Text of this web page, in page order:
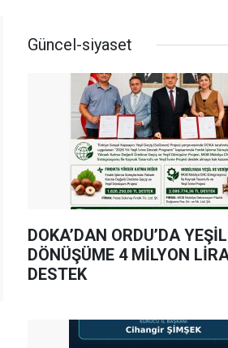
Güncel-siyaset
DOKA’DAN ORDU’DA YEŞİL
DÖNÜŞÜME 4 MİLYON
DESTEK